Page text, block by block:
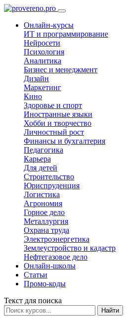
Онлайн-курсы
ИТ и программирование
Нейросети
Психология
Аналитика
Бизнес и менеджмент
Дизайн
Маркетинг
Кино
Здоровье и спорт
Иностранные языки
Хобби и творчество
Личностный рост
Финансы и бухгалтерия
Педагогика
Карьера
Для детей
Строительство
Юриспруденция
Логистика
Агрономия
Горное дело
Металлургия
Охрана труда
Электроэнергетика
Землеустройство и кадастр
Нефтегазовое дело
Онлайн-школы
Статьи
Промо-коды
Текст для поиска
Найти